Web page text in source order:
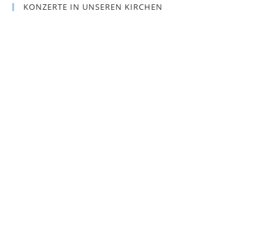
KONZERTE IN UNSEREN KIRCHEN